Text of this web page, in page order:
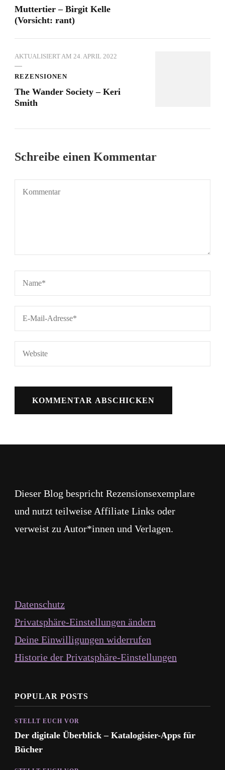
Muttertier – Birgit Kelle
(Vorsicht: rant)
AKTUALISIERT AM 24. APRIL 2022
REZENSIONEN
The Wander Society – Keri
Smith
Schreibe einen Kommentar
Dieser Blog bespricht Rezensionsexemplare
und nutzt teilweise Affiliate Links oder
verweist zu Autor*innen und Verlagen.
Datenschutz
Privatsphäre-Einstellungen ändern
Deine Einwilligungen widerrufen
Historie der Privatsphäre-Einstellungen
POPULAR POSTS
STELLT EUCH VOR
Der digitale Überblick – Katalogisier-Apps für
Bücher